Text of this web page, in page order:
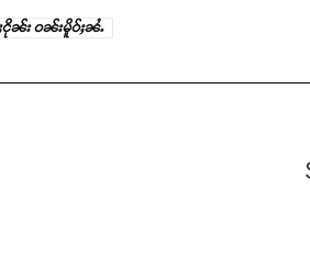
ၼ်း ဝၼ်းမိူဝ်ႈၼႆႉ